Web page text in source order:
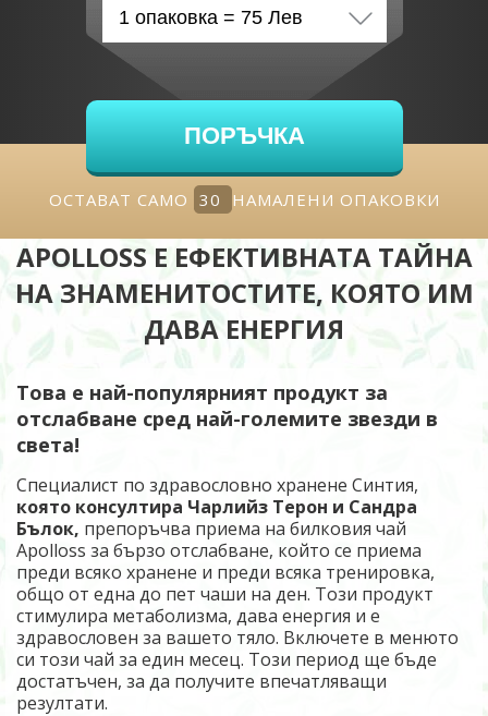
ПОРЪЧКА
ОСТАВАТ САМО 30 НАМАЛЕНИ ОПАКОВКИ
APOLLOSS Е ЕФЕКТИВНАТА ТАЙНА
НА ЗНАМЕНИТОСТИТЕ, КОЯТО ИМ
ДАВА ЕНЕРГИЯ
Това е най-популярният продукт за
отслабване сред най-големите звезди в
света!
Специалист по здравословно хранене Синтия,
която консултира Чарлийз Терон и Сандра
Бълок, препоръчва приема на билковия чай
Apolloss за бързо отслабване, който се приема
преди всяко хранене и преди всяка тренировка,
общо от една до пет чаши на ден. Този продукт
стимулира метаболизма, дава енергия и е
здравословен за вашето тяло. Включете в менюто
си този чай за един месец. Този период ще бъде
достатъчен, за да получите впечатляващи
резултати.